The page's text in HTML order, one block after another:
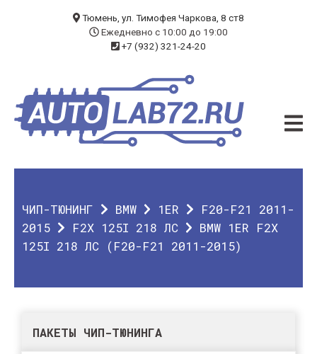
ЧИП-ТЮНИНГ
ДИАГНОСТИКА
О КОМПАНИИ
Тюмень, ул. Тимофея Чаркова, 8 ст8
Ежедневно с 10:00 до 19:00
+7 (932) 321-24-20
ЧИП-ТЮНИНГ BMW 1ER
F20-F21 2011-
2015
F2X 125I 218 ЛС
BMW 1ER F2X
125I 218 ЛС (F20-F21 2011-2015)
ПАКЕТЫ ЧИП-ТЮНИНГА